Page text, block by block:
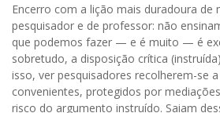
Encerro com a lição mais duradoura de
pesquisador e de professor: não
que podemos fazer — e é muito — é
sobretudo, a disposição crítica
isso, ver pesquisadores recolherem-se
convenientes, protegidos por
risco do argumento instruído. Saiam